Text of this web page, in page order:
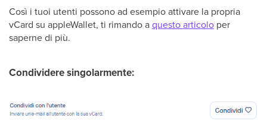
Così i tuoi utenti possono ad esempio attivare la propria
vCard su appleWallet, ti rimando aquesto articolo per
saperne di più.
Condividere singolarmente: